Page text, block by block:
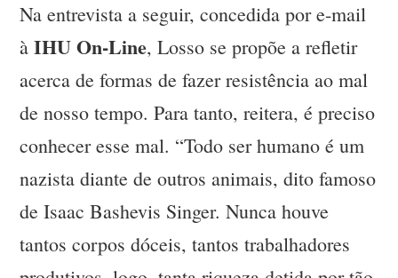
Na entrevista a seguir, concedida por e-mail
àIHU On-Line, Losso se propõe a refletir
acerca de formas de fazer resistência ao mal
de nosso tempo. Para tanto, reitera, é preciso
conhecer esse mal. “Todo ser humano é um
nazista diante de outros animais, dito famoso
de Isaac Bashevis Singer. Nunca houve
tantos corpos dóceis, tantos trabalhadores